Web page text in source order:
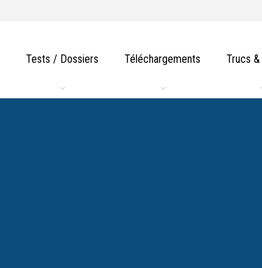
Tests / Dossiers Téléchargements Trucs